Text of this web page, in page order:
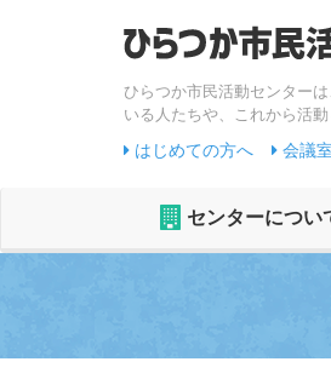
ひらつか市民活動センター
いる人たちや、これから活
はじめての方へ 会議
センターについ